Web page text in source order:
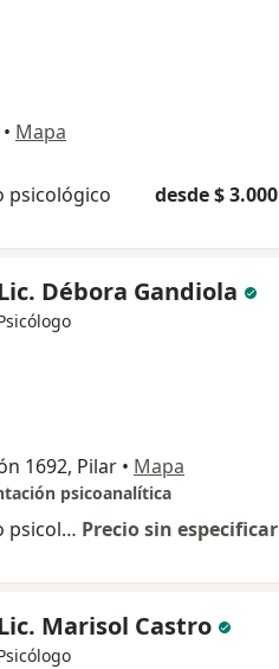
• Mapa
psicológico desde $ 3.000
Débora Gandiola
1692, Pilar • Mapa
psicoanalítica
Acompañamiento psicológico Precio sin especificar
Marisol Castro